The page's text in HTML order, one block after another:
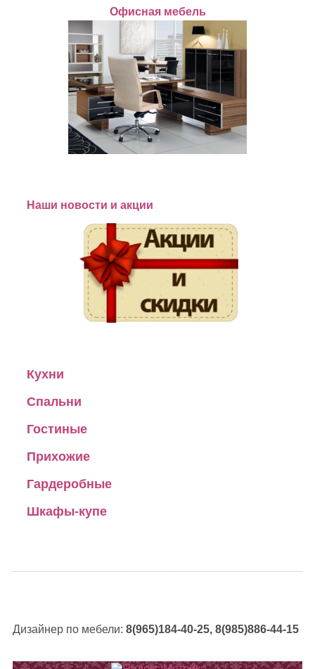
Офисная мебель
Наши новости и акции
Кухни
Спальни
Гостиные
Прихожие
Гардеробные
Шкафы-купе
Дизайнер по мебели: 8(965)184-40-25, 8(985)886-44-15